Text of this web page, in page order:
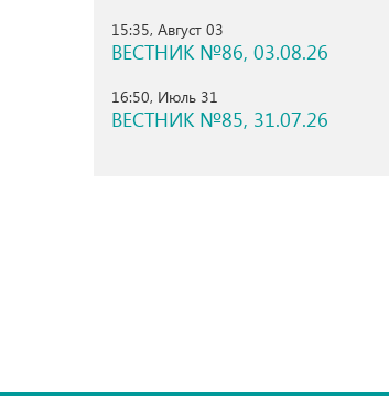
15:35, Август 03
ВЕСТНИК №86, 03.08.26
16:50, Июль 31
ВЕСТНИК №85, 31.07.26